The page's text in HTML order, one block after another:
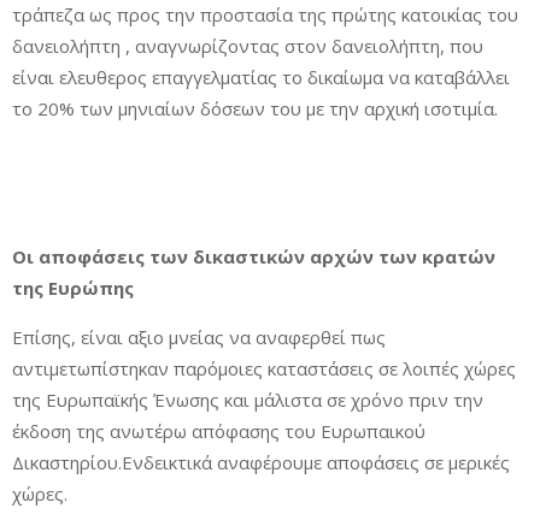
τράπεζα ως προς την προστασία της πρώτης κατοικίας του
δανειολήπτη , αναγνωρίζοντας στον δανειολήπτη, που
είναι ελευθερος επαγγελματίας το δικαίωμα να καταβάλλει
το 20% των μηνιαίων δόσεων του με την αρχική ισοτιμία.
Οι αποφάσεις των δικαστικών αρχών των κρατών
της Ευρώπης
Επίσης, είναι αξιο μνείας να αναφερθεί πως
αντιμετωπίστηκαν παρόμοιες καταστάσεις σε λοιπές χώρες
της Ευρωπαϊκής Ένωσης και μάλιστα σε χρόνο πριν την
έκδοση της ανωτέρω απόφασης του Ευρωπαικού
Δικαστηρίου.Ενδεικτικά αναφέρουμε αποφάσεις σε μερικές
χώρες.